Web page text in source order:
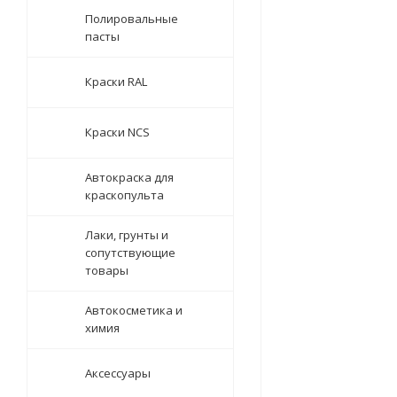
Полировальные
пасты
Краски RAL
Краски NCS
Автокраска для
краскопульта
Лаки, грунты и
сопутствующие
товары
Автокосметика и
химия
Аксессуары